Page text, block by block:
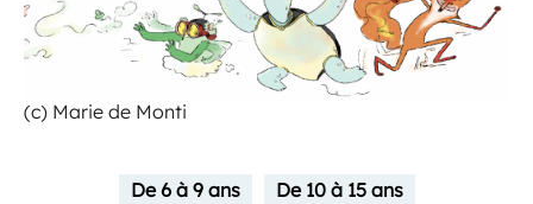
(c) Marie de Monti
De 6 à 9 ans
De 10 à 15 ans